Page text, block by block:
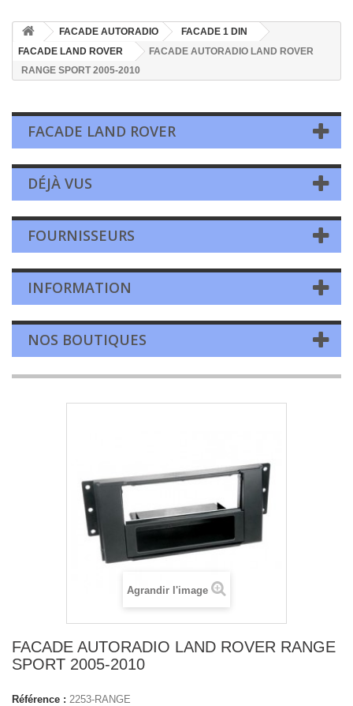
FACADE AUTORADIO
FACADE 1 DIN
FACADE LAND ROVER
FACADE AUTORADIO LAND ROVER
RANGE SPORT 2005-2010
FACADE LAND ROVER
DÉJÀ VUS
FOURNISSEURS
INFORMATION
NOS BOUTIQUES
Agrandir l'image
FACADE AUTORADIO LAND ROVER RANGE
SPORT 2005-2010
Référence : 2253-RANGE